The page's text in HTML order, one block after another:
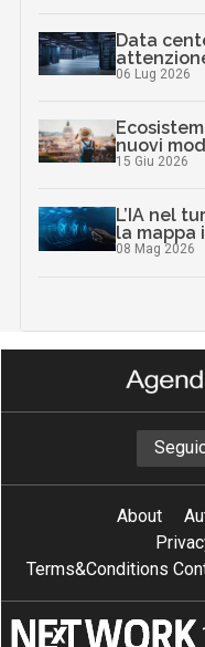
Data
06 Lug 2026
nuovi
15 Giu 2026
L’IA nel
la mappa
08 Mag 2026
About
Terms&Conditions